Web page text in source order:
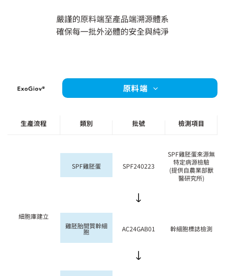
嚴謹的原料端至產品端溯源體系
確保每一批外泌體的安全與純淨
原料端
生產流程 類別 批號 檢測項目
細胞庫建立
SPF雞胚蛋 SPF240223
SPF雞胚蛋來源無
特定病源檢驗
(提供自農業部獸
醫研究所)
雞胚胎間質幹細
胞 AC24GAB01 幹細胞標誌檢測